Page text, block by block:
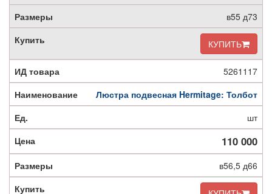
в55 д73
КУПИТЬ
5261117
Люстра подвесная Hermitage: Толбот
шт
110 000
в56,5 д66